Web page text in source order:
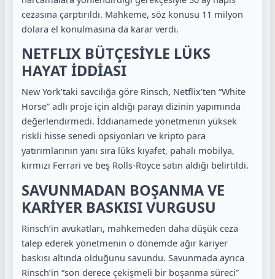
cezasına çarptırıldı. Mahkeme, söz konusu 11 milyon
dolara el konulmasına da karar verdi.
NETFLIX BÜTÇESİYLE LÜKS
HAYAT İDDİASI
New York’taki savcılığa göre Rinsch, Netflix’ten “White
Horse” adlı proje için aldığı parayı dizinin yapımında
değerlendirmedi. İddianamede yönetmenin yüksek
riskli hisse senedi opsiyonları ve kripto para
yatırımlarının yanı sıra lüks kıyafet, pahalı mobilya,
kırmızı Ferrari ve beş Rolls-Royce satın aldığı belirtildi.
SAVUNMADAN BOŞANMA VE
KARİYER BASKISI VURGUSU
Rinsch’in avukatları, mahkemeden daha düşük ceza
talep ederek yönetmenin o dönemde ağır kariyer
baskısı altında olduğunu savundu. Savunmada ayrıca
Rinsch’in “son derece çekişmeli bir boşanma süreci”